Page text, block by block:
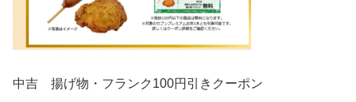
中吉 揚げ物・フランク100円引きクーポン